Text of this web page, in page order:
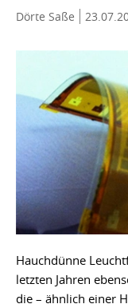
Dörte Saße
Hauchdünne
letzten Jahren
die – ähnlich einer